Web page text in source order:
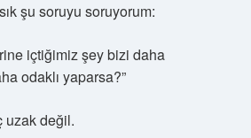
şu soruyu soruyorum:
içtiğimiz şey bizi daha
odaklı yaparsa?”
uzak değil.